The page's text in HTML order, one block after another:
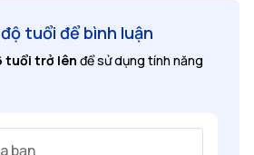
tuổi để bình luận
tuổi trở lên để sử dụng tính năng
bạn